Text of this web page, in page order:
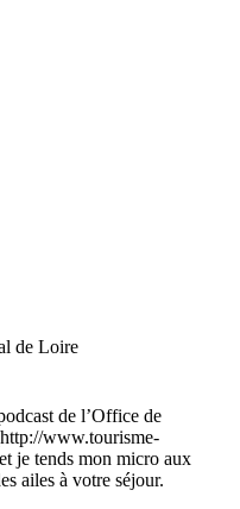
de Loire
de l’Office de
www.tourisme-
je tends mon micro aux
ailes à votre séjour.